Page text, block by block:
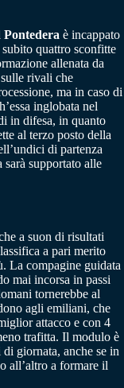
Pontedera è incappato
quattro sconfitte
allenata da
rivali che
ma in caso di
inglobata nel
in difesa, in quanto
al terzo posto della
di partenza
supportato alle
a suon di risultati
a pari merito
La compagine guidata
mai incorsa in passi
tornerebbe al
agli emiliani, che
attacco e con 4
trafitta. Il modulo è
giornata, anche se in
all’altro a formare il